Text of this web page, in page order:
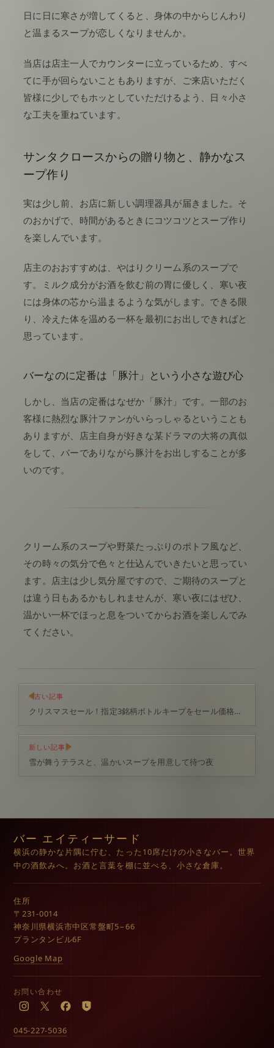
日に日に寒さが増してくると、身体の中からじんわり
と温まるスープが恋しくなりませんか。
当店は店主一人でカウンターに立っているため、すべ
てに手が回らないこともありますが、ご来店いただく
皆様に少しでもホッとしていただけるよう、日々小さ
な工夫を重ねています。
サンタクロースからの贈り物と、静かなス
ープ作り
実は少し前、お店に新しい調理器具が届きました。そ
のおかげで、時間があるときにコツコツとスープ作り
を楽しんでいます。
店主のおおすすめは、やはりクリーム系のスープで
す。ミルク成分がお酒を飲む前の胃に優しく、寒い夜
には身体の芯から温まるような気がします。できる限
り、冷えた体を温める一杯を最初にお出しできればと
思っています。
バーなのに定番は「豚汁」という小さな遊び心
しかし、当店の定番はなぜか「豚汁」です。一部のお
客様に熱烈な豚汁ファンがいらっしゃるということも
ありますが、店主自身が好きな某ドラマの大将の真似
をして、バーでありながら豚汁をお出しすることが多
いのです。
クリーム系のスープや野菜たっぷりのポトフ風など、
その時々の気分で色々と仕込んでいきたいと思ってい
ます。店主は少し気分屋ですので、ご期待のスープと
は違う日もあるかもしれませんが、寒い夜にはぜひ、
温かい一杯でほっと息をついてからお酒を楽しんでみ
てください。
古い記事
クリスマスセール！指定3銘柄ボトルキープをセール価格でご提供（12月22日～25日）
新しい記事
雪が舞うテラスと、温かいスープを用意して待つ夜
バー エイティーサード
横浜の静かな片隅に佇む、たった10席だけの小さなバー。世界
中の酒飲みへ。お酒と言葉を棚に並べる、小さな倉庫。
住所
〒231-0014
神奈川県横浜市中区常盤町5−66
プランタンビル6F
Google Map
お問い合わせ
Instagram
X Facebook
LINE
045-227-5036